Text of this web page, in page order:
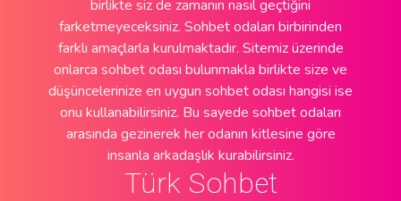
birlikte siz de zamanın nasıl geçtiğini
farketmeyeceksiniz. Sohbet odaları birbirinden
farklı amaçlarla kurulmaktadır. Sitemiz üzerinde
onlarca sohbet odası bulunmakla birlikte size ve
düşüncelerinize en uygun sohbet odası hangisi ise
onu kullanabilirsiniz. Bu sayede sohbet odaları
arasında gezinerek her odanın kitlesine göre
insanla arkadaşlık kurabilirsiniz.
Türk Sohbet